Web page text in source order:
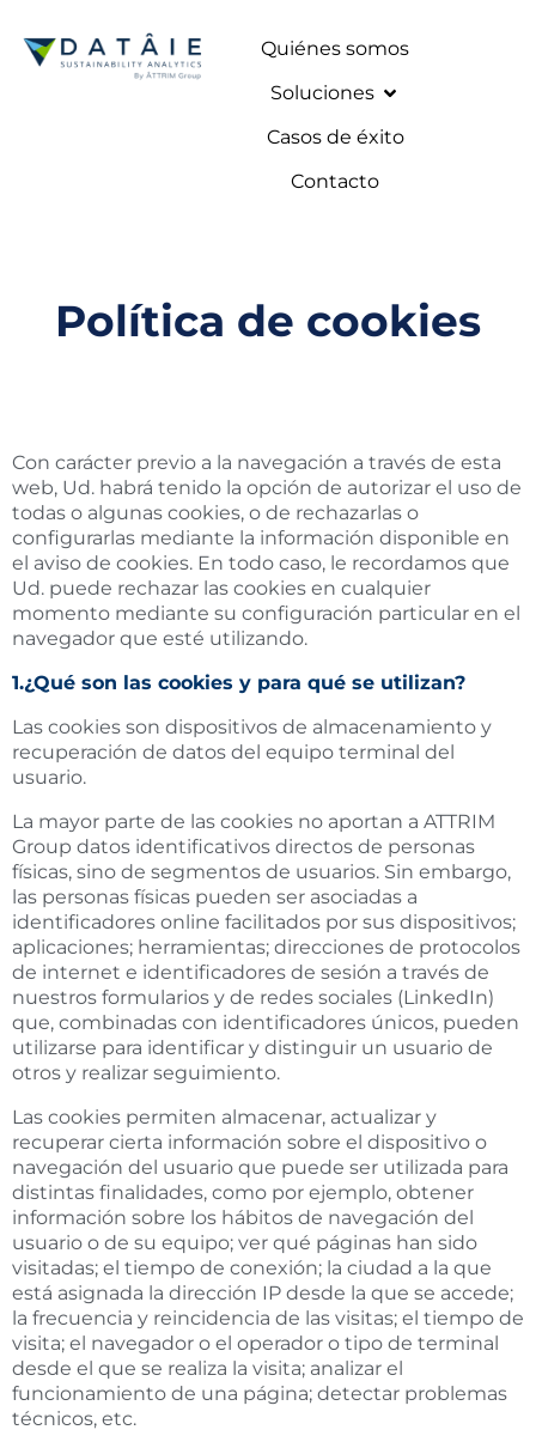
Quiénes somos
Soluciones
Casos de éxito
Contacto
Política de cookies
Con carácter previo a la navegación a través de esta
web, Ud. habrá tenido la opción de autorizar el uso de
todas o algunas cookies, o de rechazarlas o
configurarlas mediante la información disponible en
el aviso de cookies. En todo caso, le recordamos que
Ud. puede rechazar las cookies en cualquier
momento mediante su configuración particular en el
navegador que esté utilizando.
1.¿Qué son las cookies y para qué se utilizan?
Las cookies son dispositivos de almacenamiento y
recuperación de datos del equipo terminal del
usuario.
La mayor parte de las cookies no aportan a ATTRIM
Group datos identificativos directos de personas
físicas, sino de segmentos de usuarios. Sin embargo,
las personas físicas pueden ser asociadas a
identificadores online facilitados por sus dispositivos;
aplicaciones; herramientas; direcciones de protocolos
de internet e identificadores de sesión a través de
nuestros formularios y de redes sociales (LinkedIn)
que, combinadas con identificadores únicos, pueden
utilizarse para identificar y distinguir un usuario de
otros y realizar seguimiento.
Las cookies permiten almacenar, actualizar y
recuperar cierta información sobre el dispositivo o
navegación del usuario que puede ser utilizada para
distintas finalidades, como por ejemplo, obtener
información sobre los hábitos de navegación del
usuario o de su equipo; ver qué páginas han sido
visitadas; el tiempo de conexión; la ciudad a la que
está asignada la dirección IP desde la que se accede;
la frecuencia y reincidencia de las visitas; el tiempo de
visita; el navegador o el operador o tipo de terminal
desde el que se realiza la visita; analizar el
funcionamiento de una página; detectar problemas
técnicos, etc.